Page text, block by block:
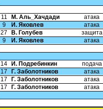
11 М. Аль_Хачдади
атака
9
И. Яковлев
атака
27
В. Голубев
защита
9
И. Яковлев атака
14 И. Подребинкин
подача
17
Г. Заболотников
атака
17
Г. Заболотников
атака
17
Г. Заболотников атака